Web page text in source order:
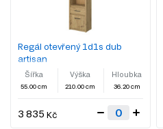
Regál otevřený 1d1s dub
artisan
Šířka
55.00 cm
Výška
210.00 cm
Hloubka
36.20 cm
3 835 Kč